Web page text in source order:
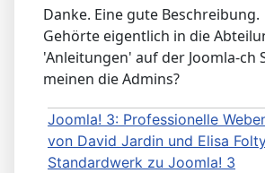
Danke. Eine gute Beschreibung.
Gehörte eigentlich in die
'Anleitungen' auf der Joomla-ch
meinen die Admins?
Joomla! 3: Professionelle
von David Jardin und Elisa
Standardwerk zu Joomla! 3